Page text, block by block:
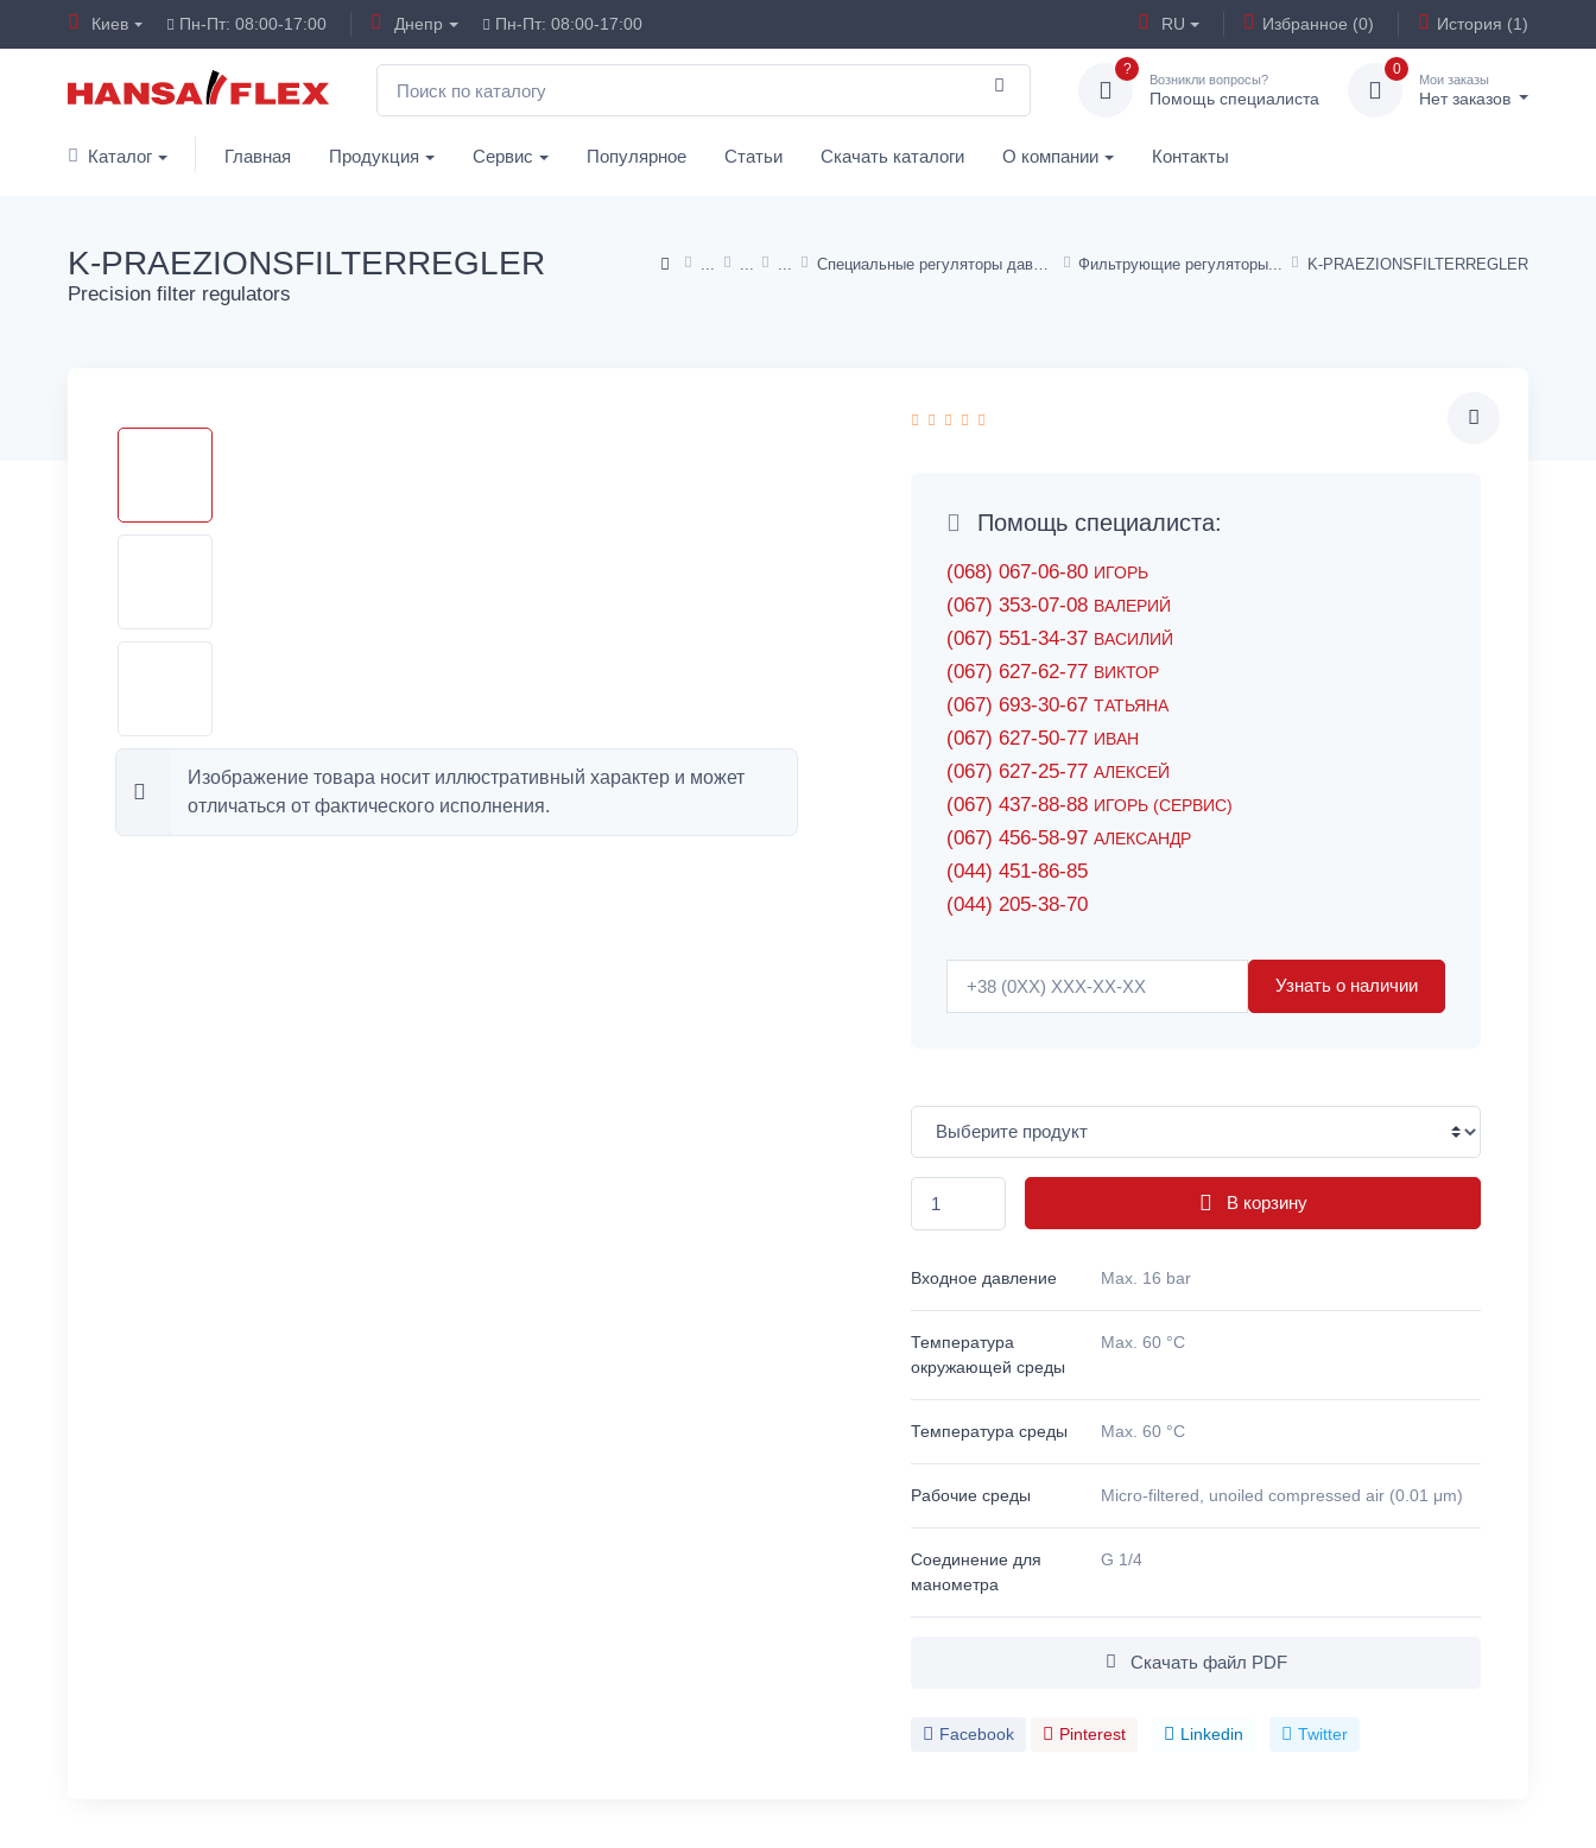
Киев Пн-Пт: 08:00-17:00 Днепр Пн-Пт: 08:00-17:00 RU Избранное (0) История (1)
?
Возникли вопросы?
Помощь специалиста
0
Мои заказы
Нет заказов
Каталог Главная Продукция Сервис Популярное Статьи Скачать каталоги О компании Контакты
Специальные регуляторы давления Фильтрующие регуляторы K-PRAEZIONSFILTERREGLER
K-PRAEZIONSFILTERREGLER
Precision filter regulators
Изображение товара носит иллюстративный характер и может
отличаться от фактического исполнения.
Помощь специалиста:
(068) 067-06-80 ИГОРЬ
(067) 353-07-08 ВАЛЕРИЙ
(067) 551-34-37 ВАСИЛИЙ
(067) 627-62-77 ВИКТОР
(067) 693-30-67 ТАТЬЯНА
(067) 627-50-77 ИВАН
(067) 627-25-77 АЛЕКСЕЙ
(067) 437-88-88 ИГОРЬ (СЕРВИС)
(067) 456-58-97 АЛЕКСАНДР
(044) 451-86-85
(044) 205-38-70
Узнать о наличии
В корзину
Входное давление Max. 16 bar
Температура
окружающей среды
Max. 60 °C
Температура среды Max. 60 °C
Рабочие среды Micro-filtered, unoiled compressed air (0.01 μm)
Соединение для
манометра
G 1/4
Скачать файл PDF
Facebook Pinterest Linkedin Twitter